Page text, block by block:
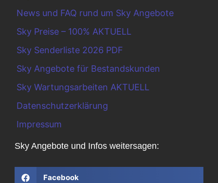
News und FAQ rund um Sky Angebote
Sky Preise – 100% AKTUELL
Sky Senderliste 2026 PDF
Sky Angebote für Bestandskunden
Sky Wartungsarbeiten AKTUELL
Datenschutzerklärung
Impressum
Sky Angebote und Infos weitersagen:
Facebook